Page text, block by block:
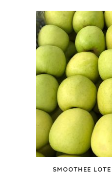
SMOOTHEE